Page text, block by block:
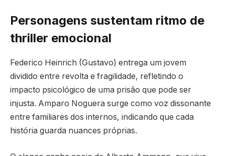
Personagens sustentam ritmo de
thriller emocional
Federico Heinrich (Gustavo) entrega um jovem
dividido entre revolta e fragilidade, refletindo o
impacto psicológico de uma prisão que pode ser
injusta. Amparo Noguera surge como voz dissonante
entre familiares dos internos, indicando que cada
história guarda nuances próprias.